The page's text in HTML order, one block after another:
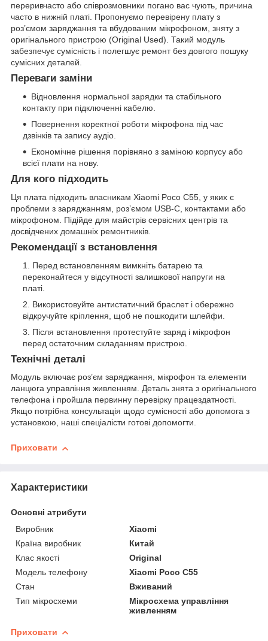
переривчасто або співрозмовники погано вас чують, причина
часто в нижній платі. Пропонуємо перевірену плату з
роз’ємом заряджання та вбудованим мікрофоном, зняту з
оригінального пристрою (Original Used). Такий модуль
забезпечує сумісність і полегшує ремонт без довгого пошуку
сумісних деталей.
Переваги заміни
Відновлення нормальної зарядки та стабільного
контакту при підключенні кабелю.
Повернення коректної роботи мікрофона під час
дзвінків та запису аудіо.
Економічне рішення порівняно з заміною корпусу або
всієї плати на нову.
Для кого підходить
Ця плата підходить власникам Xiaomi Poco C55, у яких є
проблеми з заряджанням, роз’ємом USB-C, контактами або
мікрофоном. Підійде для майстрів сервісних центрів та
досвідчених домашніх ремонтників.
Рекомендації з встановлення
Перед встановленням вимкніть батарею та
переконайтеся у відсутності залишкової напруги на
платі.
Використовуйте антистатичний браслет і обережно
відкручуйте кріплення, щоб не пошкодити шлейфи.
Після встановлення протестуйте заряд і мікрофон
перед остаточним складанням пристрою.
Технічні деталі
Модуль включає роз’єм заряджання, мікрофон та елементи
ланцюга управління живленням. Деталь знята з оригінального
телефона і пройшла первинну перевірку працездатності.
Якщо потрібна консультація щодо сумісності або допомога з
установкою, наші спеціалісти готові допомогти.
Приховати
Характеристики
Основні атрибути
Виробник
Xiaomi
Країна виробник
Китай
Клас якості
Original
Модель телефону
Xiaomi Poco C55
Стан
Вживаний
Тип мікросхеми
Мікросхема управління
живленням
Приховати